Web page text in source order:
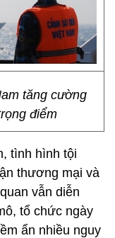
tăng cường
điểm
tình hình tội
thương mại và
vẫn diễn
tổ chức ngày
ẩn nhiều nguy